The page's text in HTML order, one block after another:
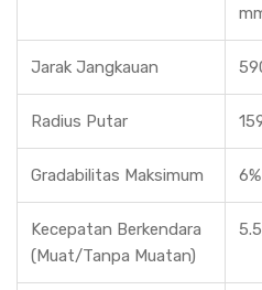
Jarak Jangkauan
Radius Putar
Gradabilitas Maksimum
Kecepatan Berkendara
(Muat/Tanpa Muatan)